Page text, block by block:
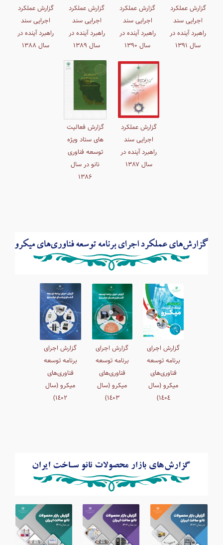
گزارش عملکرد
اجرایی سند
راهبرد آینده در
سال ١٣۹١
گزارش عملکرد
اجرایی سند
راهبرد آینده در
سال ١٣۹٠
گزارش عملکرد
اجرایی سند
راهبرد آینده در
سال ١٣۸٩
گزارش عملکرد
اجرایی سند
راهبرد آینده در
سال ١٣۸۸
گزارش عملکرد
اجرایی سند
راهبرد آینده در
سال ١٣۸۷
گزارش فعالیت
های ستاد ویژه
توسعه فناوری
نانو در سال
١٣۸۶
گزارش اجرای
برنامه توسعه
فناوری‌های
میکرو (سال
١٤٠٤)
گزارش اجرای
برنامه توسعه
فناوری‌های
میکرو (سال
١٤٠٣)
گزارش اجرای
برنامه توسعه
فناوری‌های
میکرو (سال
١٤٠۲)